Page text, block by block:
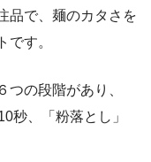
品で、麺のカタさを
です。
つの段階があり、
秒、「粉落とし」